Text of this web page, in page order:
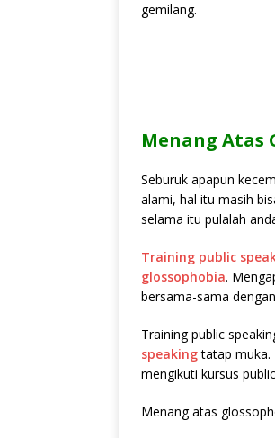
gemilang.
Menang Atas
Seburuk apapun
alami, hal itu masih
selama itu pulalah
Training public
glossophobia.
bersama-sama
Training public
speakingtatap muka.
mengikuti kursus
Menang atas